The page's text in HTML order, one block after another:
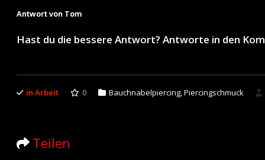
Antwort von Tom
Hast du die bessere Antwort? Antworte in den
in Arbeit 0 Bauchnabelpiercing Piercingschmuck
Teilen